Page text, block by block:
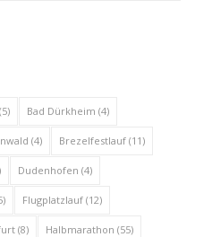
(5) Bad Dürkheim (4)
(4) Brezelfestlauf(11)
Dudenhofen (4)
Flugplatzlauf(12)
(8) Halbmarathon (55)